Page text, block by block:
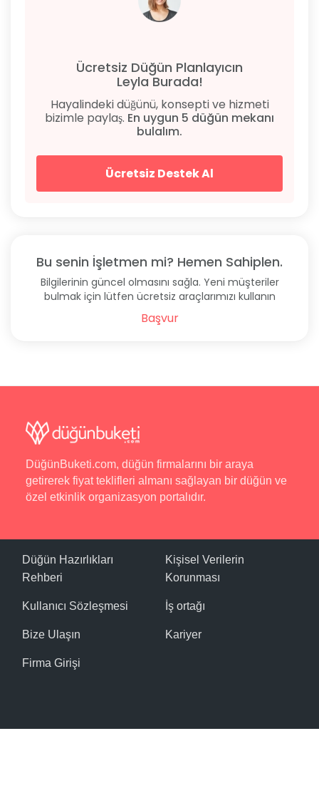
Ücretsiz Düğün Planlayıcın
Leyla Burada!
Hayalindeki düğünü, konsepti ve hizmeti
bizimle paylaş. En uygun 5 düğün mekanı
bulalım.
Ücretsiz Destek Al
Bu senin İşletmen mi? Hemen Sahiplen.
Bilgilerinin güncel olmasını sağla. Yeni müşteriler
bulmak için lütfen ücretsiz araçlarımızı kullanın
Başvur
DüğünBuketi.com, düğün firmalarını bir araya
getirerek fiyat teklifleri almanı sağlayan bir düğün ve
özel etkinlik organizasyon portalıdır.
Düğün Hazırlıkları
Rehberi
Kullanıcı Sözleşmesi
Bize Ulaşın
Firma Girişi
Kişisel Verilerin
Korunması
İş ortağı
Kariyer